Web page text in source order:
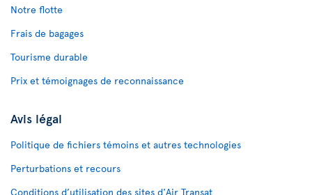
Notre flotte
Frais de bagages
Tourisme durable
Prix et témoignages de reconnaissance
Avis légal
Politique de fichiers témoins et autres technologies
Perturbations et recours
Conditions d’utilisation des sites d'Air Transat